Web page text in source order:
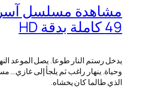
مشاهدة مسلسل آسر
49 كاملة بدقة HD
يدخل رستم النار طوعا. يصل الموعد
وحياة. ينهار راغب ثم يلجأ إلى غازي…
الذي طالما كان يخشاه.